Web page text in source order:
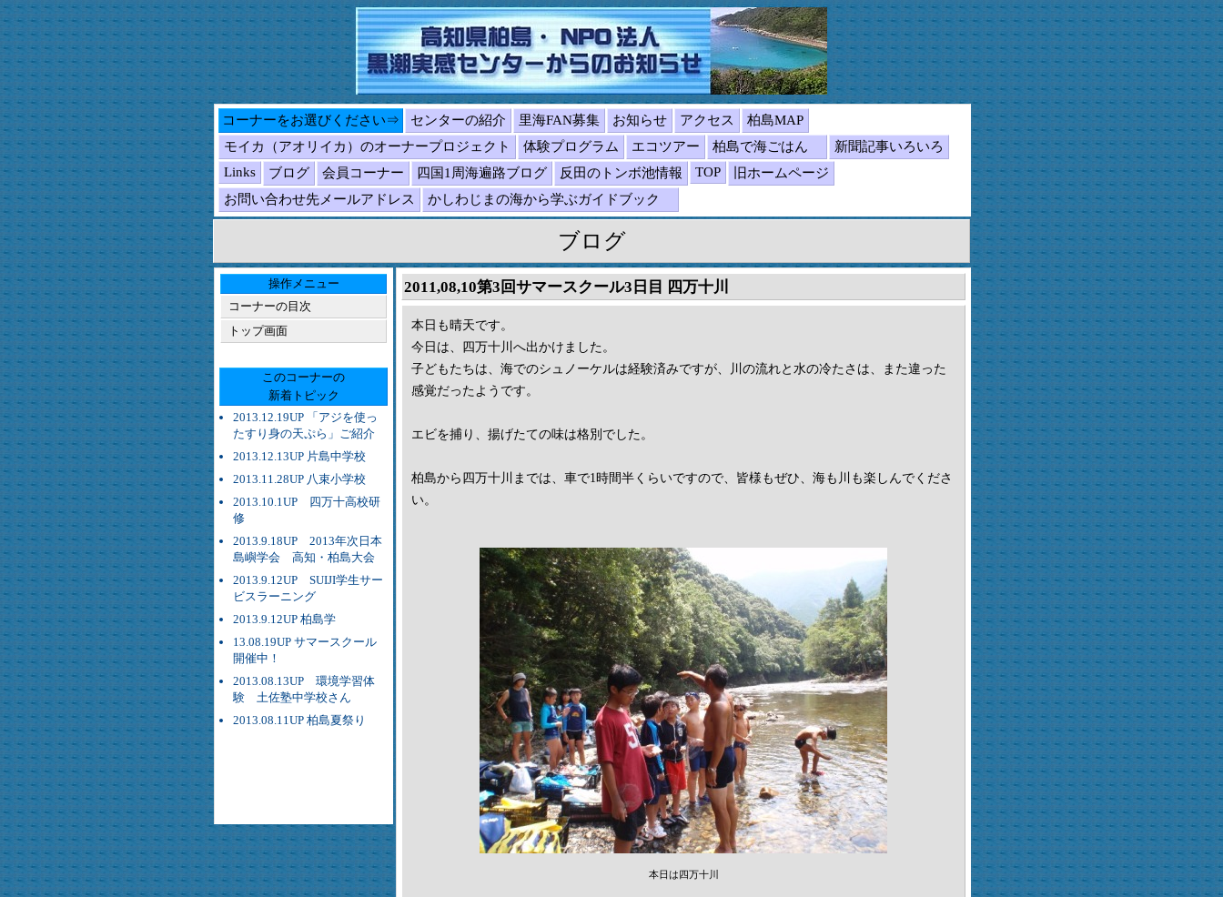
コーナーをお選びください⇒ センターの紹介 里海FAN募集 お知らせ アクセス
柏島MAP
モイカ（アオリイカ）のオーナープロジェクト
体験プログラム エコツアー 柏島で海ごはん
新聞記事いろいろ
Links
ブログ 会員コーナー 四国1周海遍路ブログ 反田のトンボ池情報 TOP
旧ホームページ
お問い合わせ先メールアドレス
かしわじまの海から学ぶガイドブック
ブログ
操作メニュー
コーナーの目次
トップ画面
このコーナーの
新着トピック
2013.12.19UP 「アジを使っ
たすり身の天ぷら」ご紹介
2013.12.13UP 片島中学校
2013.11.28UP 八束小学校
2013.10.1UP 四万十高校研
修
2013.9.18UP 2013年次日本
島嶼学会 高知・柏島大会
2013.9.12UP SUIJI学生サー
ビスラーニング
2013.9.12UP 柏島学
13.08.19UP サマースクール
開催中！
2013.08.13UP 環境学習体
験 土佐塾中学校さん
2013.08.11UP 柏島夏祭り
2011,08,10第3回サマースクール3日目 四万十川
本日も晴天です。
今日は、四万十川へ出かけました。
子どもたちは、海でのシュノーケルは経験済みですが、川の流れと水の冷たさは、また違った
感覚だったようです。
エビを捕り、揚げたての味は格別でした。
柏島から四万十川までは、車で1時間半くらいですので、皆様もぜひ、海も川も楽しんでくださ
い。
本日は四万十川